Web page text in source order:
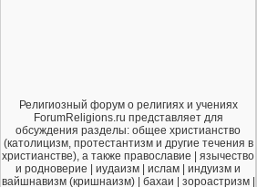
Религиозный форум о религиях и учениях
ForumReligions.ru представляет для
обсуждения разделы: общее христианство
(католицизм, протестантизм и другие течения в
христианстве), а также православие | язычество
и родноверие | иудаизм | ислам | индуизм и
вайшнавизм (кришнаизм) | бахаи | зороастризм |